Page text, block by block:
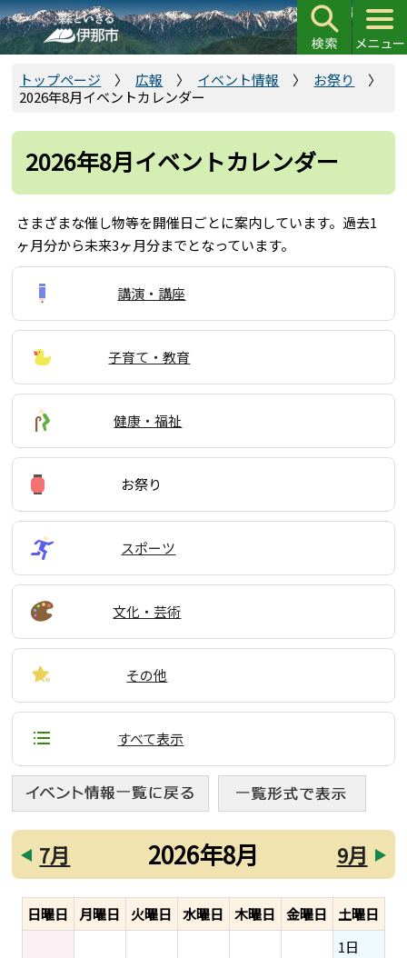
こ
の
ペ
で
トップページ 広報 イベント情報
お祭り
2026年8月イベントカレンダー
2026年8月イベントカレンダー
さまざまな催し物等を開催日ごとに案内しています。過去1
ヶ月分から未来3ヶ月分までとなっています。
講演・講座
子育て・教育
健康・福祉
お祭り
スポーツ
文化・芸術
その他
すべて表示
7月 9月
2026年8月
日曜日 月曜日 火曜日 水曜日 木曜日 金曜日
土曜日
1日